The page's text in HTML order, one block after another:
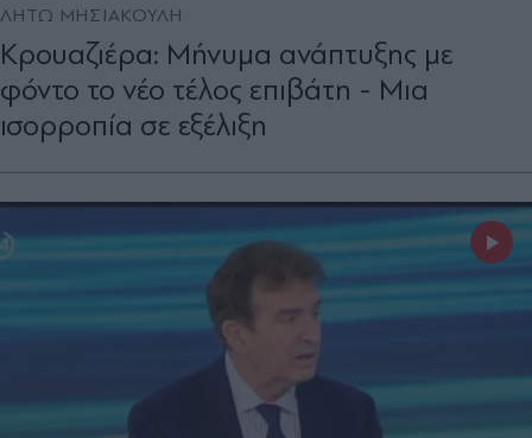
ΛΗΤΩ ΜΗΣΙΑΚΟΥΛΗ
Κρουαζιέρα: Μήνυμα ανάπτυξης με
φόντο το νέο τέλος επιβάτη - Μια
ισορροπία σε εξέλιξη